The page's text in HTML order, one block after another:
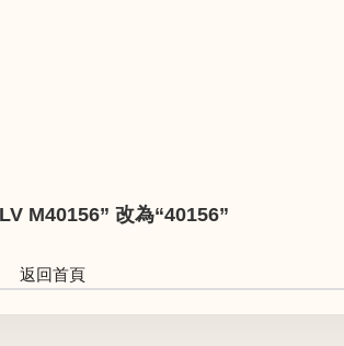
M40156” 改為“40156”
返回首頁